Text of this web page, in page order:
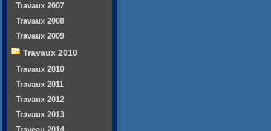
Travaux 2007
Travaux 2008
Travaux 2009
Travaux 2010
Travaux 2010
Travaux 2011
Travaux 2012
Travaux 2013